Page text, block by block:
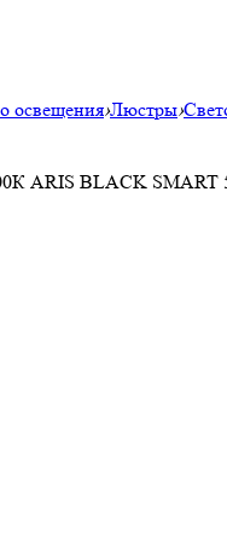
освещения›Люстры›
ARIS BLACK